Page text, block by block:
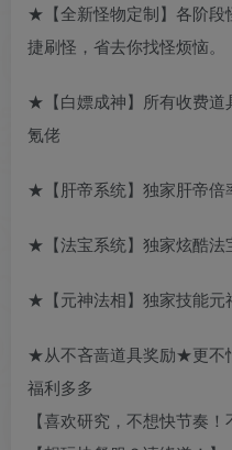
★【全新怪物定制】各阶段
捷刷怪，省去你找怪烦恼。
★【白嫖成神】所有收费道
氪佬
★【肝帝系统】独家肝帝倍
★【法宝系统】独家炫酷法
★【元神法相】独家技能元
★从不吝啬道具奖励★更
福利多多
【喜欢研究，不想快节奏